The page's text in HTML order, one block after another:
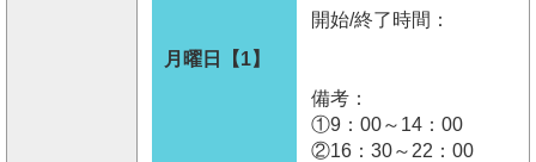
月曜日【1】
開始/終了時間：
備考：
①9：00～14：00
②16：30～22：00